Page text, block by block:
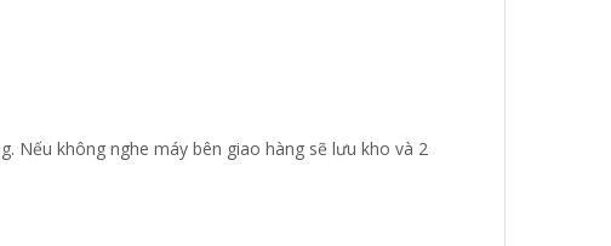
Nếu không nghe máy bên giao hàng sẽ lưu kho và 2